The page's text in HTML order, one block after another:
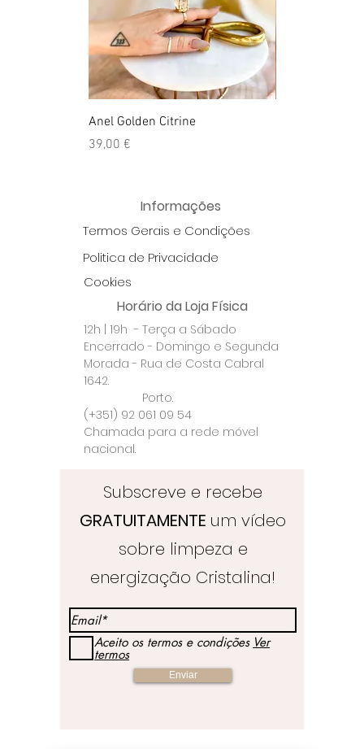
Anel Golden Citrine
Preço
39,00 €
Informações
Termos Gerais e Condições
Politica de Privacidade
Cookies
Horário da Loja Física
12h | 19h - Terça a Sábado
Encerrado - Domingo e Segunda
Morada - Rua de Costa Cabral
1642.
Porto.
(+351) 92 061 09 54
Chamada para a rede móvel
nacional.
Subscreve e recebe
GRATUITAMENTE um vídeo
sobre limpeza e
energização Cristalina!
Aceito os termos e condições Ver
termos
Enviar